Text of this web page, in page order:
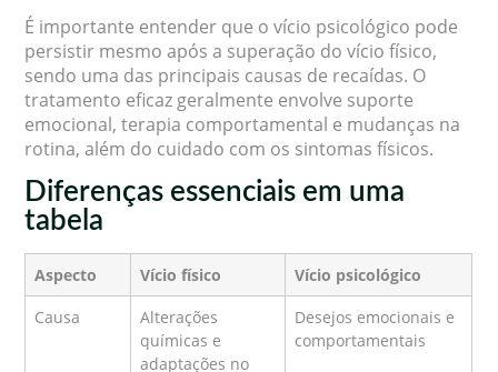
É importante entender que o vício psicológico pode
persistir mesmo após a superação do vício físico,
sendo uma das principais causas de recaídas. O
tratamento eficaz geralmente envolve suporte
emocional, terapia comportamental e mudanças na
rotina, além do cuidado com os sintomas físicos.
Diferenças essenciais em uma
tabela
Aspecto Vício físico
Vício psicológico
Causa
Alterações
químicas e
adaptações no
Desejos emocionais e
comportamentais